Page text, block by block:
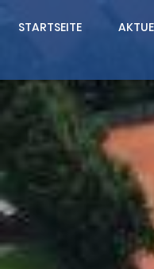
STARTSEITE